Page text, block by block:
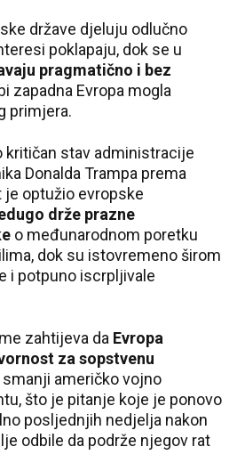
države djeluju odlučno
poklapaju, dok se u
pragmatično i bez
zapadna Evropa mogla
primjera.
kritičan stav administracije
Donalda Trampa prema
je optužio evropske
drže prazne
o međunarodnom poretku
dok su istovremeno širom
i potpuno iscrpljivale
zahtijeva da Evropa
za sopstvenu
smanji američko vojno
što je pitanje koje je ponovo
posljednjih nedjelja nakon
odbile da podrže njegov rat